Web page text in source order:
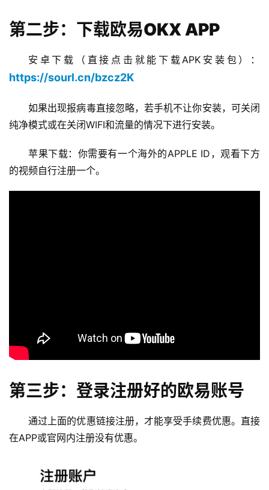
第二步：下载欧易OKX APP
安卓下载（直接点击就能下载APK安装包）：
https://sourl.cn/bzcz2K
如果出现报病毒直接忽略，若手机不让你安装，可关闭
纯净模式或在关闭WIFI和流量的情况下进行安装。
苹果下载：你需要有一个海外的APPLE ID，观看下方
的视频自行注册一个。
第三步：登录注册好的欧易账号
通过上面的优惠链接注册，才能享受手续费优惠。直接
在APP或官网内注册没有优惠。